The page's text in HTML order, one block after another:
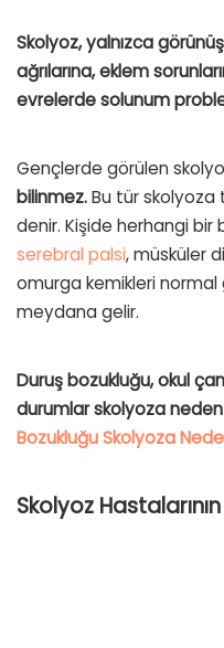
Skolyoz, yalnızca
ağrılarına, eklem
evrelerde solunum
Gençlerde görülen
bilinmez.Bu tür skolyoza
denir. Kişide herhangi bir
serebral palsi, müsküler
omurga kemikleri
meydana gelir.
Duruş bozukluğu, okul
durumlar skolyoza
Bozukluğu Skolyoza
Skolyoz